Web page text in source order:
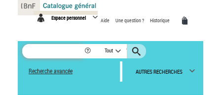
Espace personnel Aide Une question ? Historique
Tout
Recherche avancée AUTRES RECHERCHES
Panneau de gestion des cookies